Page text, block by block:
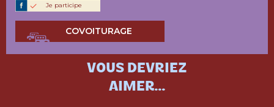
Je participe
COVOITURAGE
VOUS DEVRIEZ
AIMER...